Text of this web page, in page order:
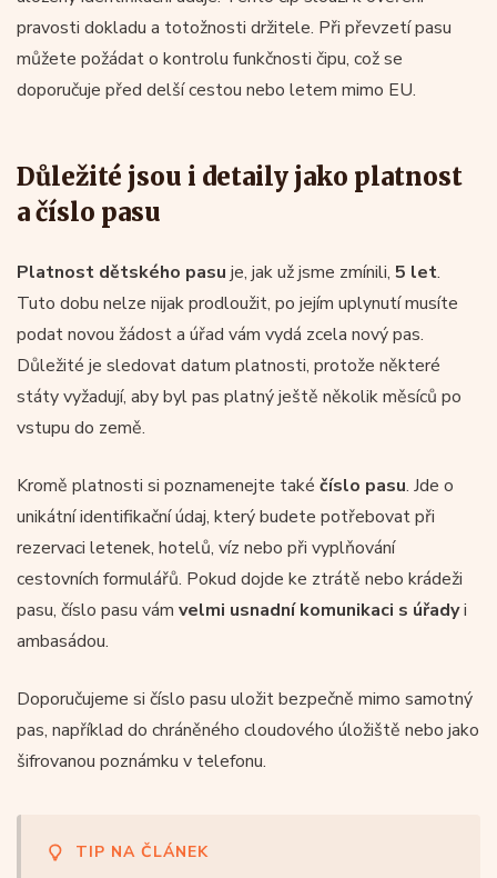
pravosti dokladu a totožnosti držitele. Při převzetí pasu
můžete požádat o kontrolu funkčnosti čipu, což se
doporučuje před delší cestou nebo letem mimo EU.
Důležité jsou i detaily jako platnost
a číslo pasu
Platnost dětského pasu je, jak už jsme zmínili, 5 let.
Tuto dobu nelze nijak prodloužit, po jejím uplynutí musíte
podat novou žádost a úřad vám vydá zcela nový pas.
Důležité je sledovat datum platnosti, protože některé
státy vyžadují, aby byl pas platný ještě několik měsíců po
vstupu do země.
Kromě platnosti si poznamenejte také číslo pasu. Jde o
unikátní identifikační údaj, který budete potřebovat při
rezervaci letenek, hotelů, víz nebo při vyplňování
cestovních formulářů. Pokud dojde ke ztrátě nebo krádeži
pasu, číslo pasu vám velmi usnadní komunikaci s úřadyi
ambasádou.
Doporučujeme si číslo pasu uložit bezpečně mimo samotný
pas, například do chráněného cloudového úložiště nebo jako
šifrovanou poznámku v telefonu.
TIP NA ČLÁNEK